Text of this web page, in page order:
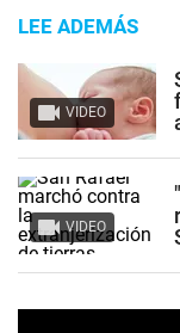
LEE ADEMÁS
VIDEO
VIDEO